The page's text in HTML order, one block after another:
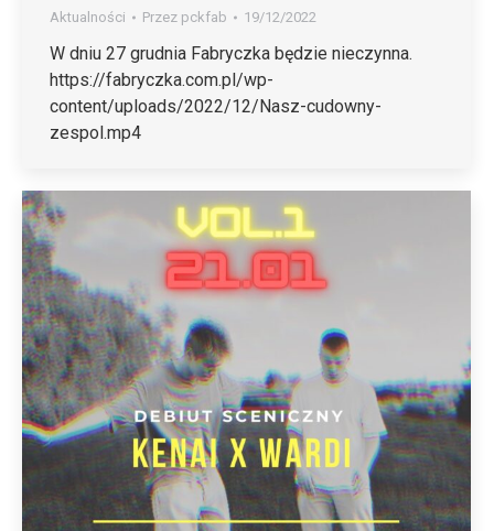
Aktualności Przez pckfab 19/12/2022
W dniu 27 grudnia Fabryczka będzie nieczynna.
https://fabryczka.com.pl/wp-
content/uploads/2022/12/Nasz-cudowny-
zespol.mp4